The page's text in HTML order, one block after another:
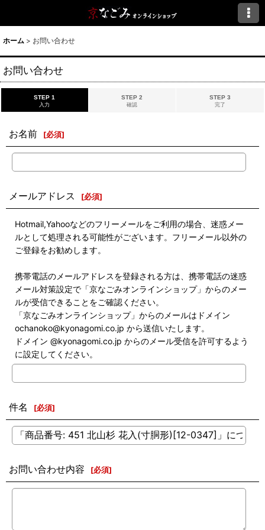
ホーム > お問い合わせ
お問い合わせ
STEP 1
入力
STEP 2
確認
STEP 3
完了
お名前 [必須]
メールアドレス [必須]
Hotmail,Yahooなどのフリーメールをご利用の場合、迷惑メー
ルとして処理される可能性がございます。フリーメール以外の
ご登録をお勧めします。
携帯電話のメールアドレスを登録される方は、携帯電話の迷惑
メール対策設定で「京なごみオンラインショップ」からのメー
ルが受信できることをご確認ください。
「京なごみオンラインショップ」からのメールはドメイン
ochanoko@kyonagomi.co.jp から送信いたします。
ドメイン @kyonagomi.co.jp からのメール受信を許可するよう
に設定してください。
件名 [必須]
お問い合わせ内容 [必須]